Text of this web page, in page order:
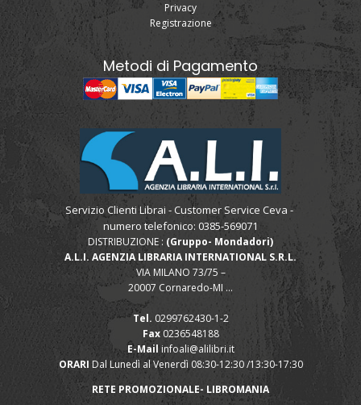
Privacy
Registrazione
Metodi di Pagamento
Servizio Clienti Librai - Customer Service Ceva -
numero telefonico: 0385-569071
DISTRIBUZIONE : (Gruppo- Mondadori)
A.L.I. AGENZIA LIBRARIA INTERNATIONAL S.R.L.
VIA MILANO 73/75 –
20007 Cornaredo-MI ...
Tel. 0299762430-1-2
Fax0236548188
E-Mail infoali@alilibri.it
ORARI Dal Lunedì al Venerdì 08:30-12:30 /13:30-17:30
RETE PROMOZIONALE- LIBROMANIA